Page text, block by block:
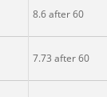
8.6 after 60
7.73 after 60